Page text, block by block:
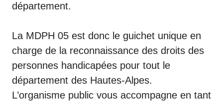
département.
La MDPH 05 est donc le guichet unique en
charge de la reconnaissance des droits des
personnes handicapées pour tout le
département des Hautes-Alpes.
L’organisme public vous accompagne en tant